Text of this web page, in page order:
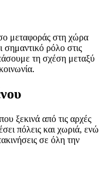
μεταφοράς στη χώρα
σημαντικό ρόλο στις
τη σχέση μεταξύ
ξεκινά από τις αρχές
πόλεις και χωριά, ενώ
σε όλη την